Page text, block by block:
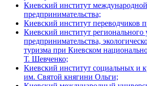
Киевский институт
предпринимательства;
Киевский институт
Киевский институт регионального
предпринимательства,
туризма при Киевском
Т. Шевченко;
Киевский институт социальных и
им. Святой княгини Ольги;